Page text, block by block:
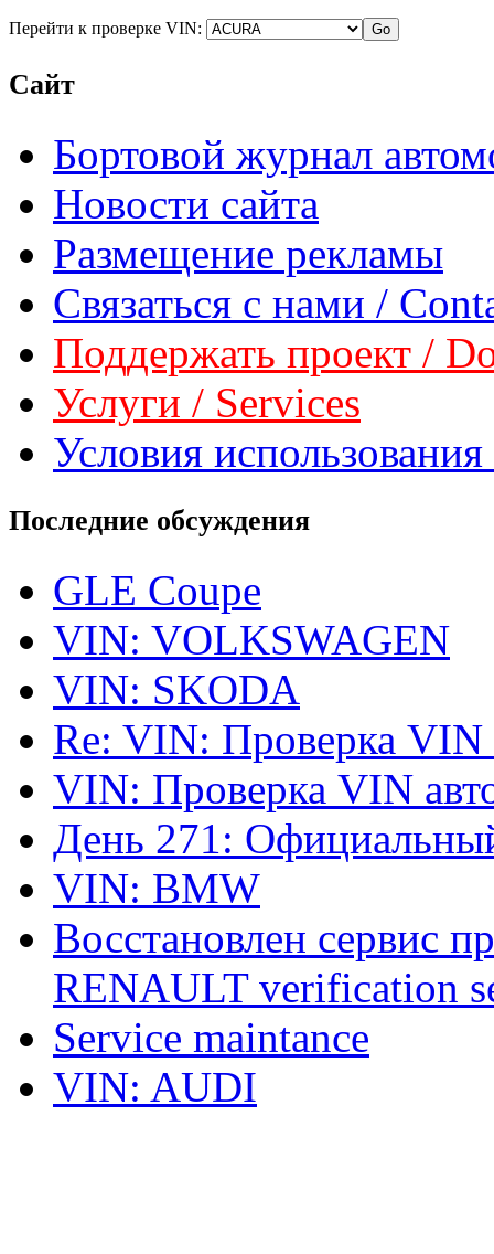
Перейти к проверке VIN:
Сайт
Бортовой журнал
Новости сайта
Размещение рекламы
Связаться с нами /
Поддержать проект /
Услуги / Services
Условия
Последние обсуждения
GLE Coupe
VIN: VOLKSWAGEN
VIN: SKODA
Re: VIN: Проверка VIN
VIN: Проверка VIN
День 271:
VIN: BMW
Восстановлен сервис
RENAULT verification
Service maintance
VIN: AUDI